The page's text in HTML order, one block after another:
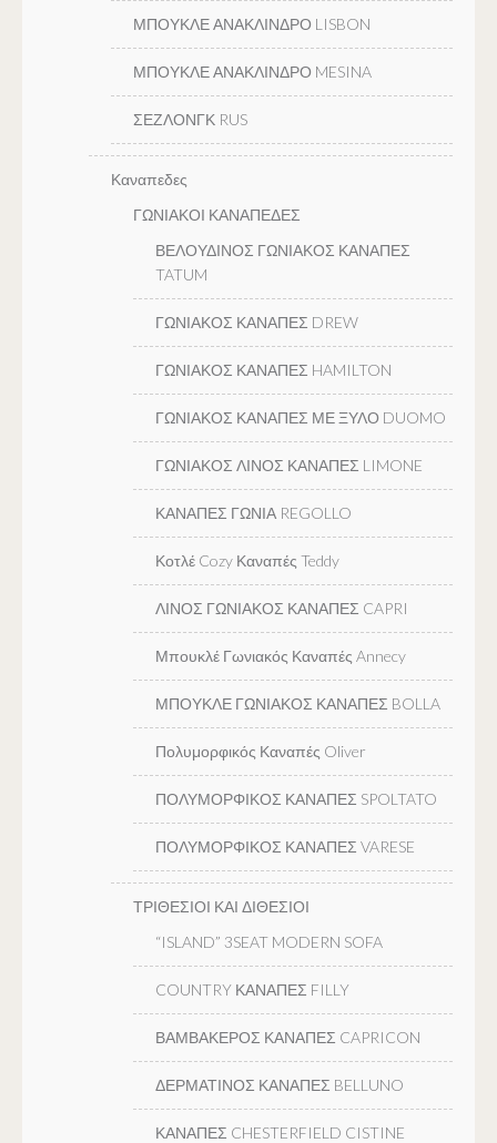
ΜΠΟΥΚΛΕ ΑΝΑΚΛΙΝΔΡΟ LISBON
ΜΠΟΥΚΛΕ ΑΝΑΚΛΙΝΔΡΟ MESINA
ΣΕΖΛΟΝΓΚ RUS
Καναπεδες
ΓΩΝΙΑΚΟΙ ΚΑΝΑΠΕΔΕΣ
ΒΕΛΟΥΔΙΝΟΣ ΓΩΝΙΑΚΟΣ ΚΑΝΑΠΕΣ
TATUM
ΓΩΝΙΑΚΟΣ ΚΑΝΑΠΕΣ DREW
ΓΩΝΙΑΚΟΣ ΚΑΝΑΠΕΣ HAMILTON
ΓΩΝΙΑΚΟΣ ΚΑΝΑΠΕΣ ΜΕ ΞΥΛΟ DUOMO
ΓΩΝΙΑΚΟΣ ΛΙΝΟΣ ΚΑΝΑΠΕΣ LIMONE
ΚΑΝΑΠΕΣ ΓΩΝΙΑ REGOLLO
Κοτλέ Cozy Καναπές Teddy
ΛΙΝΟΣ ΓΩΝΙΑΚΟΣ ΚΑΝΑΠΕΣ CAPRI
Μπουκλέ Γωνιακός Καναπές Annecy
ΜΠΟΥΚΛΕ ΓΩΝΙΑΚΟΣ ΚΑΝΑΠΕΣ BOLLA
Πολυμορφικός Καναπές Oliver
ΠΟΛΥΜΟΡΦΙΚΟΣ ΚΑΝΑΠΕΣ SPOLTATO
ΠΟΛΥΜΟΡΦΙΚΟΣ ΚΑΝΑΠΕΣ VARESE
ΤΡΙΘΕΣΙΟΙ ΚΑΙ ΔΙΘΕΣΙΟΙ
“ISLAND” 3SEAT MODERN SOFA
COUNTRY ΚΑΝΑΠΕΣ FILLY
ΒΑΜΒΑΚΕΡΟΣ ΚΑΝΑΠΕΣ CAPRICON
ΔΕΡΜΑΤΙΝΟΣ ΚΑΝΑΠΕΣ BELLUNO
ΚΑΝΑΠΕΣ CHESTERFIELD CISTINE